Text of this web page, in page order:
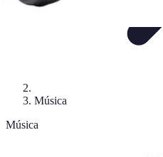
Música
Música